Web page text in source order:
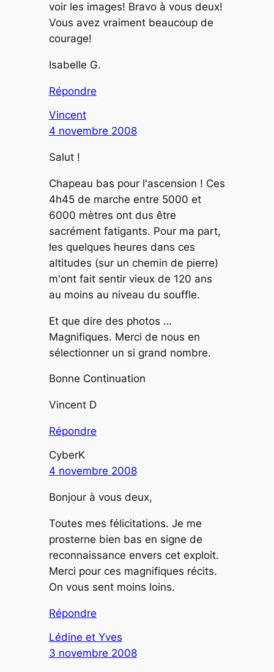
voir les images! Bravo à vous deux!
Vous avez vraiment beaucoup de
courage!
Isabelle G.
Répondre
Vincent
4 novembre 2008
Salut !
Chapeau bas pour l'ascension ! Ces
4h45 de marche entre 5000 et
6000 mètres ont dus être
sacrément fatigants. Pour ma part,
les quelques heures dans ces
altitudes (sur un chemin de pierre)
m'ont fait sentir vieux de 120 ans
au moins au niveau du souffle.
Et que dire des photos …
Magnifiques. Merci de nous en
sélectionner un si grand nombre.
Bonne Continuation
Vincent D
Répondre
CyberK
4 novembre 2008
Bonjour à vous deux,
Toutes mes félicitations. Je me
prosterne bien bas en signe de
reconnaissance envers cet exploit.
Merci pour ces magnifiques récits.
On vous sent moins loins.
Répondre
Lédine et Yves
3 novembre 2008